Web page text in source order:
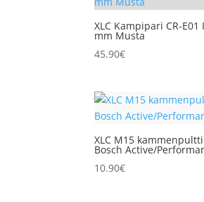
XLC Kampipari CR-E01
mm Musta
45.90€
XLC M15
Bosch Active/
10.90€